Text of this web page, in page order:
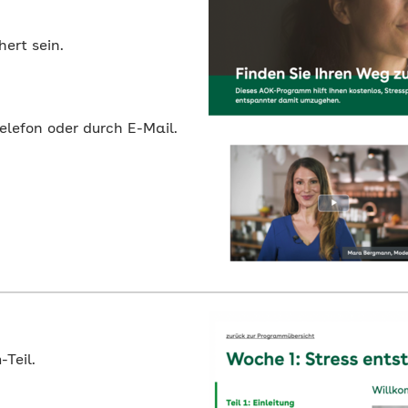
sein.
oder durch E-Mail.
Teil.